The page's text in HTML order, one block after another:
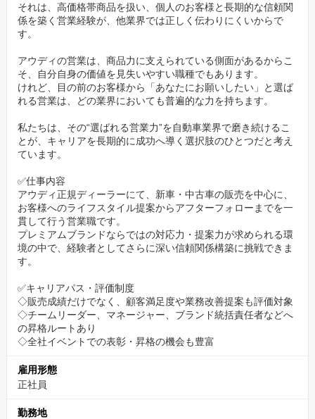
実力をじっくり発揮したい方や、長期的に評価されたい方にとっ
て理想的な職場です。
工夫がダイレクトに報酬へ反映されます。
営業として磨ける“提案の幅”と対話の深さ
高価格帯・多様なモデルを扱うアウディでは、お客様の用途やラ
イフスタイルに合わせたカスタマイズ提案が求められます。
単純なスペック紹介ではなく、会話の中から“本当に求めているも
す。
“営業経験者”を正当に評価する社風
自動車業界はもちろん、他業界で培った営業スキルも、プロセス
と成果の両面からしっかり評価します。
成果主義でありながら、単なる売上至上主義ではない点も特徴。
経験を積んだ営業職として、正当な評価と報酬を得たい方にふさ
わしい環境です。
他業界で軽視されがちな営業経験を、当社では実績・プロセスと
次のステージへ進むための土台が整っています。
それは、高価格帯商品を扱い、個人のお客様と長期的な信頼関
係を築く営業経験が、他業界では正しく伝わりにくいからで
す。
アウディの営業は、商品力に支えられている側面があるからこ
そ、自分自身の価値を見失いやすい職種でもあります。
けれど、目の前のお客様から「あなたにお願いしたい」と選ば
れる営業は、どの業界においても普遍的な力を持ちます。
私たちは、その“選ばれる営業力”を自動車業界で磨き続けるこ
とが、キャリアを長期的に成功へ導く選択肢のひとつだと考え
ています。
✅仕事内容
アウディ正規ディーラーにて、新車・中古車の販売を中心に、
お客様へのライフスタイル提案からアフターフォローまでを一
貫して行う営業職です。
プレミアムブランドならではの対応力・提案力が求められる環
境の中で、経験者としてさらに深い信頼関係構築に挑戦できま
す。
✅キャリアパス・評価制度
◇販売成績だけでなく、顧客満足度や業務改善提案も評価対象
◇チームリーダー、マネージャー、ブランド統括責任者などへ
の昇格ルートあり
◇全社イベントでの表彰・昇格の機会も豊富
雇用形態
正社員
勤務地